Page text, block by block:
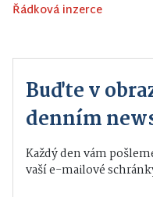
Řádková inzerce
Buďte v
denním
Každý den vám
vaší e-mailové